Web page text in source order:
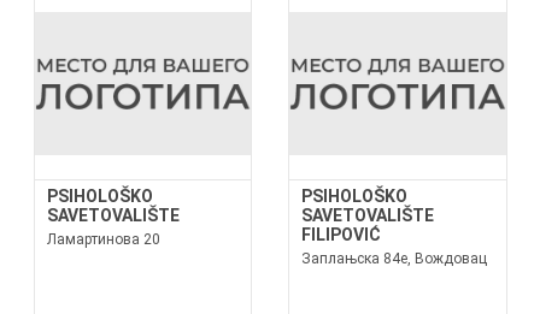
PSIHOLOŠKO
SAVETOVALIŠTE
Ламартинова 20
PSIHOLOŠKO
SAVETOVALIŠTE
FILIPOVIĆ
Заплањска 84е, Вождовац